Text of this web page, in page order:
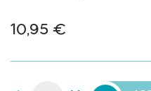
10,95 €